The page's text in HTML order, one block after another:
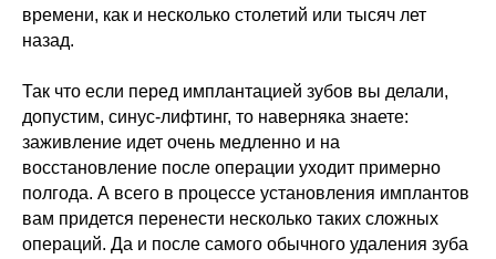
времени, как и несколько столетий или тысяч лет
назад.
Так что если перед имплантацией зубов вы делали,
допустим, синус-лифтинг, то наверняка знаете:
заживление идет очень медленно и на
восстановление после операции уходит примерно
полгода. А всего в процессе установления имплантов
вам придется перенести несколько таких сложных
операций. Да и после самого обычного удаления зуба